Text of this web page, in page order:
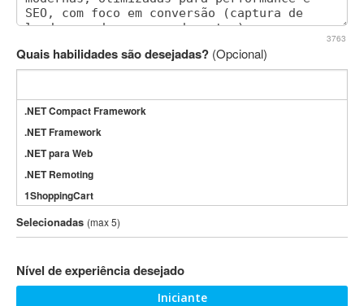
3763
Quais habilidades são desejadas? (Opcional)
.NET Compact Framework
.NET Framework
.NET para Web
.NET Remoting
1ShoppingCart
3DS Max
3GSM
802.11
Selecionadas (max 5)
Nível de experiência desejado
Iniciante